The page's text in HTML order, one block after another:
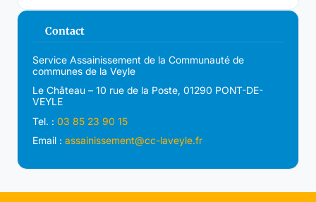
Contact
Service Assainissement de la Communauté de
communes de la Veyle
Le Château – 10 rue de la Poste, 01290 PONT-DE-
VEYLE
Tel. : 03 85 23 90 15
Email : assainissement@cc-laveyle.fr